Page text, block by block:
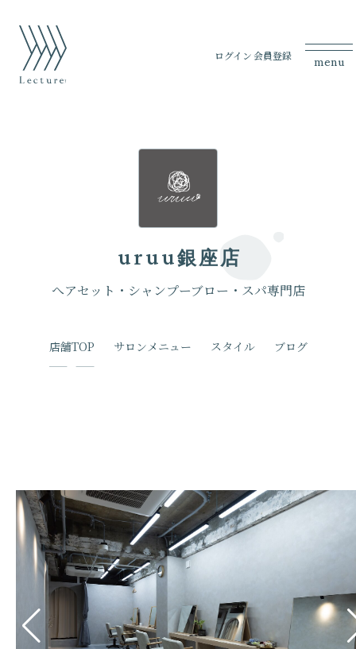
ログイン会員登録 menu
uruu銀座店
へアセット・シャンプーブロー・スパ専門店
店舗TOP サロンメニュー スタイル ブログ